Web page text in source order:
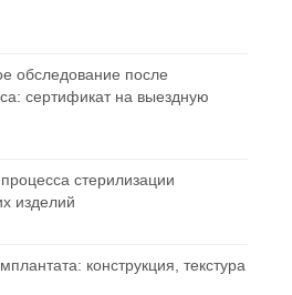
обследование после
сертификат на выездную
стерилизации
изделий
конструкция, текстура